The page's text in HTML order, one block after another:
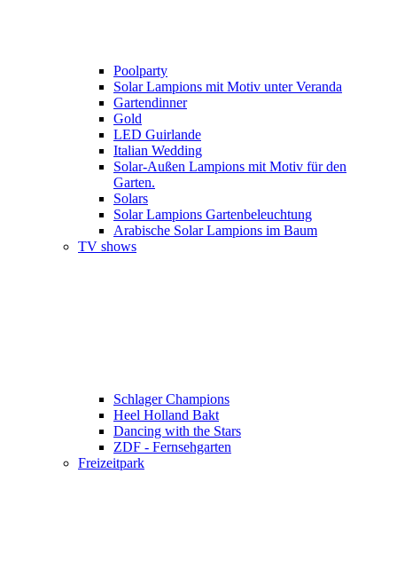
Poolparty
Solar Lampions mit Motiv unter Veranda
Gartendinner
Gold
LED Guirlande
Italian Wedding
Solar-Außen Lampions mit Motiv für den
Garten.
Solars
Solar Lampions Gartenbeleuchtung
Arabische Solar Lampions im Baum
TV shows
Schlager Champions
Heel Holland Bakt
Dancing with the Stars
ZDF - Fernsehgarten
Freizeitpark